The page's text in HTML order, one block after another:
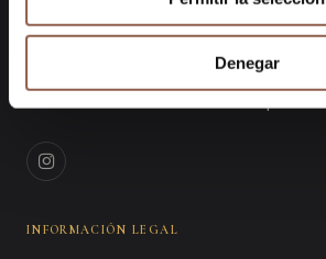
Denegar
KanelaFans
Diseños únicos que fusionan la artesanía
INFORMACIÓN LEGAL